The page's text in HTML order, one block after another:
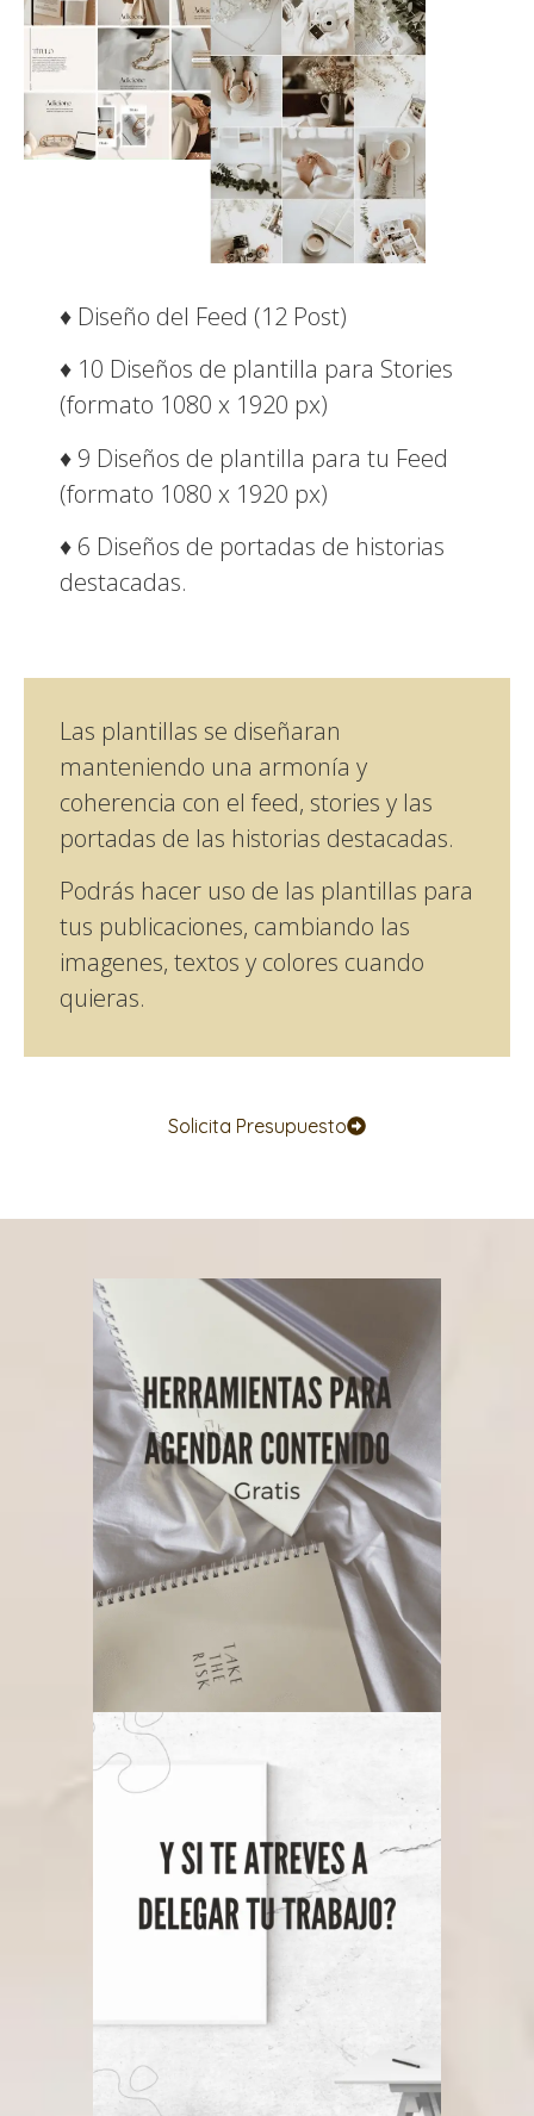
♦ Diseño del Feed (12 Post)
♦ 10 Diseños de plantilla para Stories
(formato 1080 x 1920 px)
♦ 9 Diseños de plantilla para tu Feed
(formato 1080 x 1920 px)
♦ 6 Diseños de portadas de historias
destacadas.
Las plantillas se diseñaran
manteniendo una armonía y
coherencia con el feed, stories y las
portadas de las historias destacadas.
Podrás hacer uso de las plantillas para
tus publicaciones, cambiando las
imagenes, textos y colores cuando
quieras.
Solicita Presupuesto